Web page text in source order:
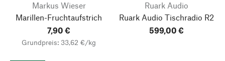
Markus Wieser
Marillen-Fruchtaufstrich
7,90 €
Grundpreis: 33,62 €/kg
Ruark Audio
Ruark Audio Tischradio R2
599,00 €